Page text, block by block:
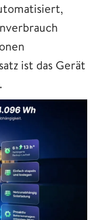
ist das Gerät